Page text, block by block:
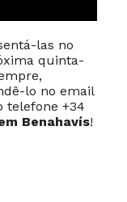
las no
quinta-
lo no email
telefone +34
Benahavís!